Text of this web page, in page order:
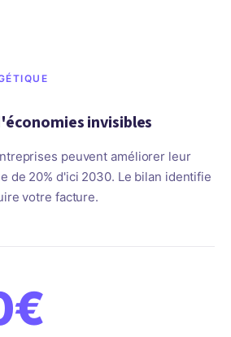
invisibles
peuvent améliorer leur
de 20% d'ici 2030. Le bilan identifie
votre facture.